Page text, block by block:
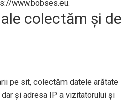
www.bobses.eu.
colectăm și de
pe sit, colectăm datele arătate
și adresa IP a vizitatorului și